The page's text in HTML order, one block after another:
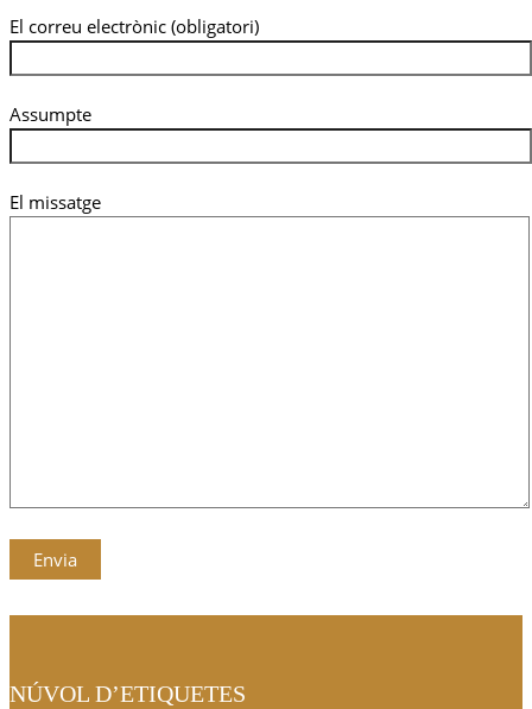
El correu electrònic (obligatori)
Assumpte
El missatge
NÚVOL D’ETIQUETES